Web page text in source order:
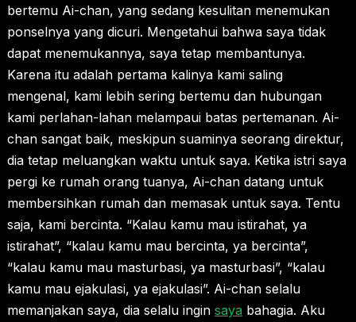
bertemu Ai-chan, yang sedang kesulitan menemukan
ponselnya yang dicuri. Mengetahui bahwa saya tidak
dapat menemukannya, saya tetap membantunya.
Karena itu adalah pertama kalinya kami saling
mengenal, kami lebih sering bertemu dan hubungan
kami perlahan-lahan melampaui batas pertemanan. Ai-
chan sangat baik, meskipun suaminya seorang direktur,
dia tetap meluangkan waktu untuk saya. Ketika istri saya
pergi ke rumah orang tuanya, Ai-chan datang untuk
membersihkan rumah dan memasak untuk saya. Tentu
saja, kami bercinta. “Kalau kamu mau istirahat, ya
istirahat”, “kalau kamu mau bercinta, ya bercinta”,
“kalau kamu mau masturbasi, ya masturbasi”, “kalau
kamu mau ejakulasi, ya ejakulasi”. Ai-chan selalu
memanjakan saya, dia selalu ingin saya bahagia. Aku